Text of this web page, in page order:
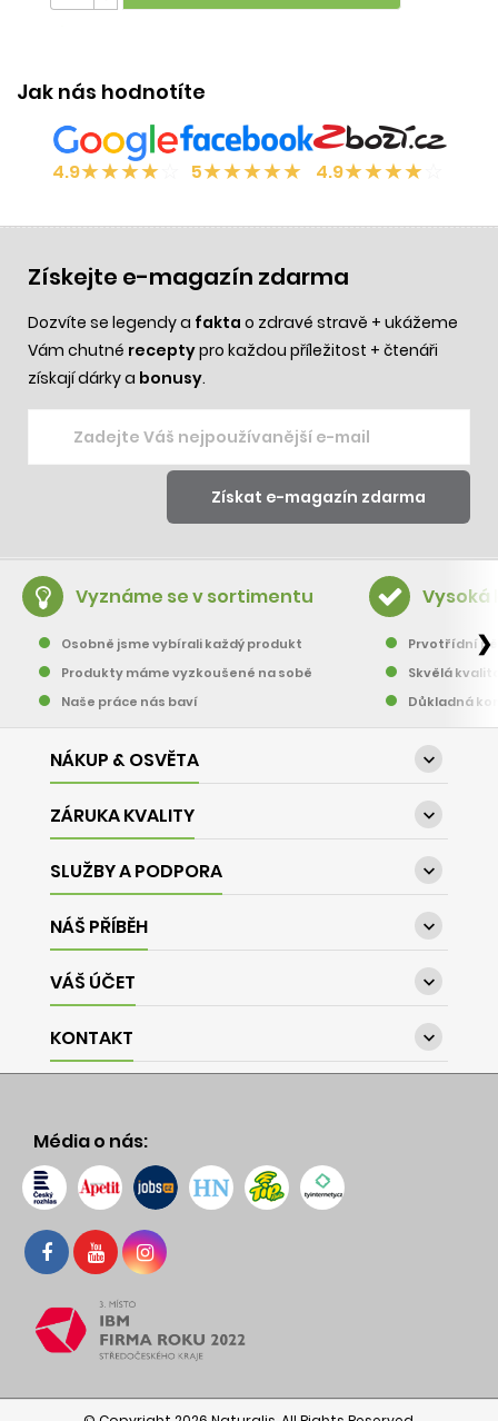
Jak nás hodnotíte
4.9★★★★ 5★★★★★ 4.9★★★★
Získejte e-magazín zdarma
Dozvíte se legendy a fakta o zdravé stravě + ukážeme
Vám chutné receptypro každou příležitost + čtenáři
získají dárky a bonusy.
Vyznáme se v sortimentu
Osobně jsme vybírali každý produkt
Produkty máme vyzkoušené na sobě
Naše práce nás baví
Vysoká
Prvotřídní
Skvělá
Důkladná
❯
NÁKUP & OSVĚTA 
ZÁRUKA KVALITY 
SLUŽBY A PODPORA 
NÁŠ PŘÍBĚH 
VÁŠ ÚČET 
KONTAKT 
Média o nás: